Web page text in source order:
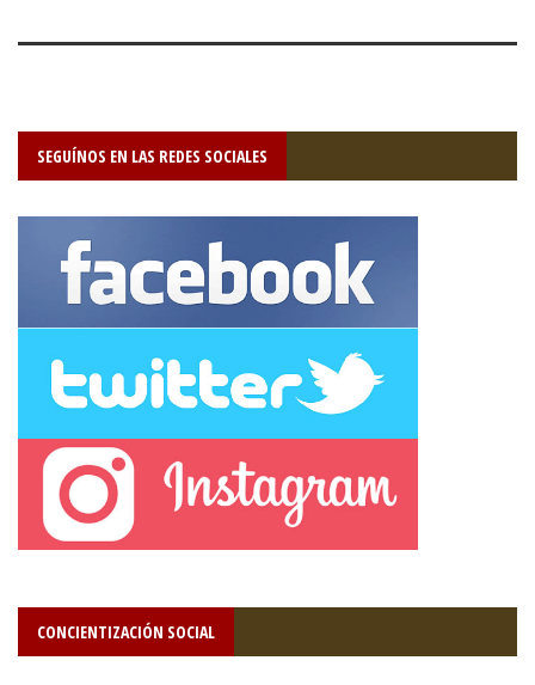
SEGUÍNOS EN LAS REDES SOCIALES
CONCIENTIZACIÓN SOCIAL